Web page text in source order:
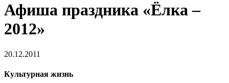
Афиша праздника «Ёлка –
2012»
20.12.2011
Культурная жизнь